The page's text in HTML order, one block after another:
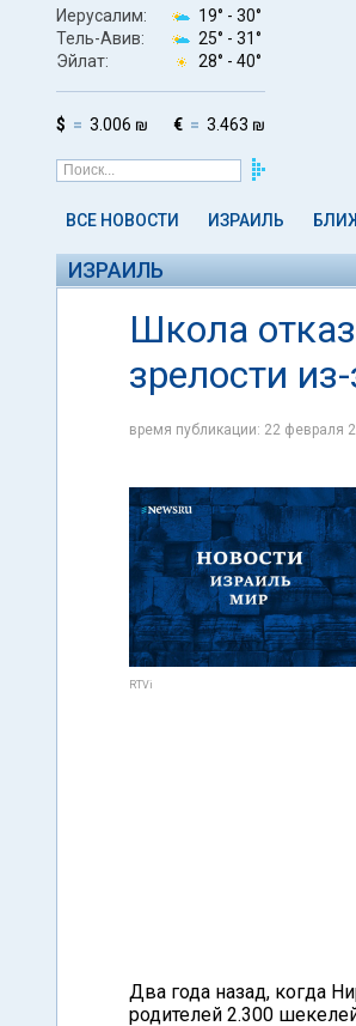
Иерусалим: 19° - 30°
Тель-Авив:
25° - 31°
Эйлат:
28° - 40°
$ 3.006 ₪ € 3.463 ₪
ВСЕ НОВОСТИ ИЗРАИЛЬ
ИЗРАИЛЬ
Школа
зрелости
время публикации: 22 февраля
RTVi
Два года назад, когда
родителей 2.300